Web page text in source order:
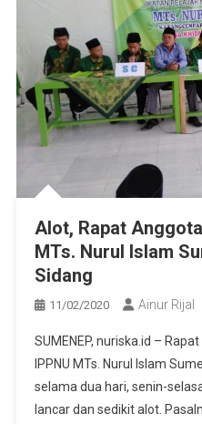
Alot, Rapat
MTs. Nurul Islam
Sidang
11/02/2020 Ainur Rijal
SUMENEP, nuriska.id –
IPPNU MTs. Nurul Islam
selama dua hari, senin-
lancar dan sedikit alot.